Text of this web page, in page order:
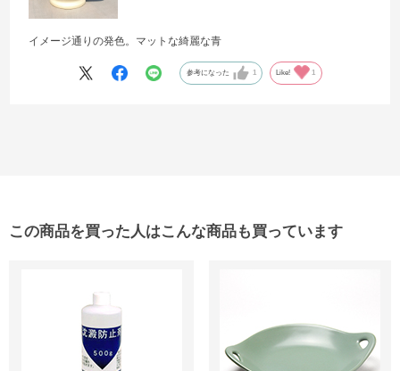
イメージ通りの発色。マットな綺麗な青
参考になった 1 Like! 1
この商品を買った人はこんな商品も買っています